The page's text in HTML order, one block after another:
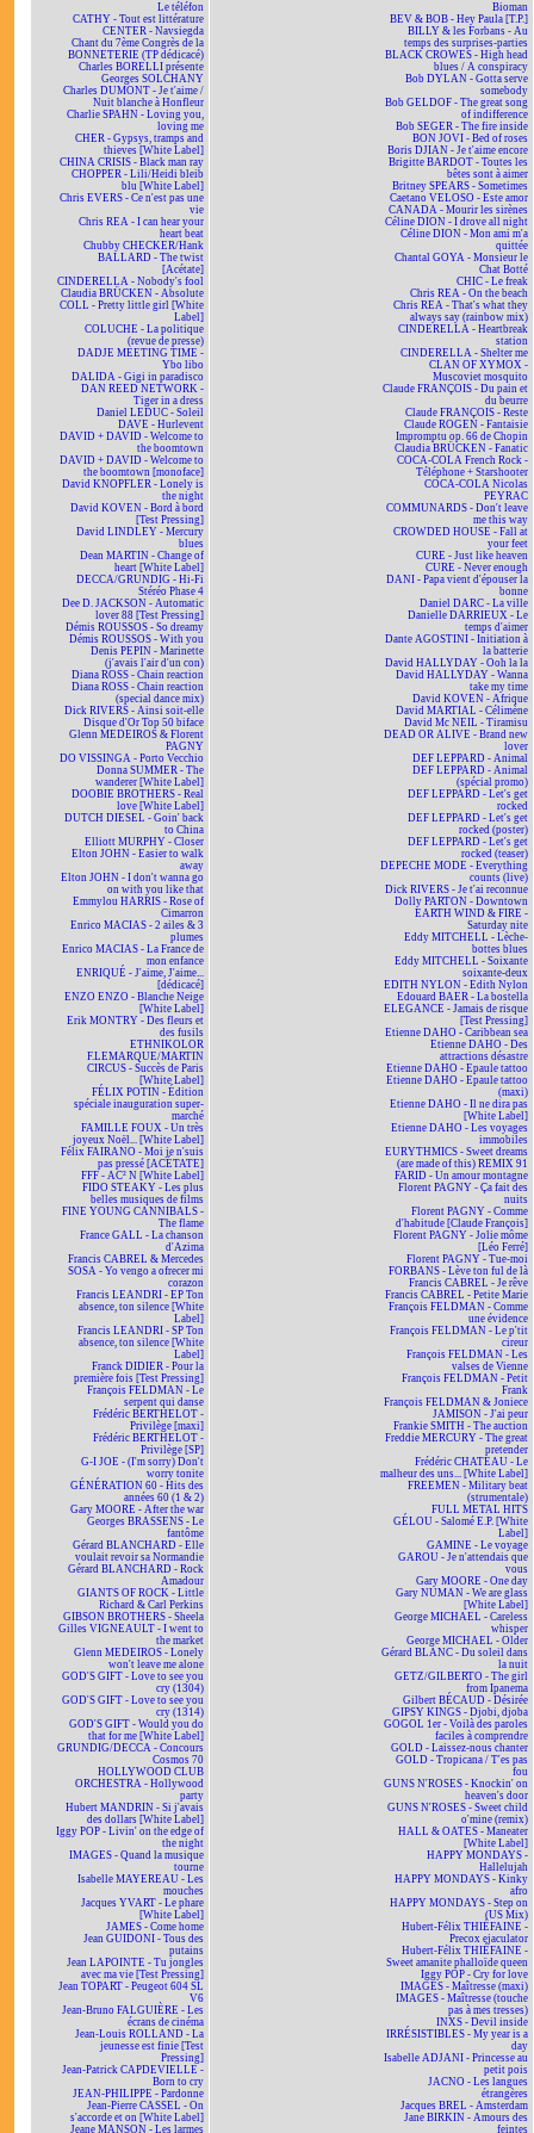
Le téléfon
CATHY - Tout est littérature
CENTER - Navsiegda
Chant du 7ème Congrès de la
BONNETERIE (TP dédicacé)
Charles BORELLI présente
Georges SOLCHANY
Charles DUMONT - Je t'aime /
Nuit blanche à Honfleur
Charlie SPAHN - Loving you,
loving me
CHER - Gypsys, tramps and
thieves [White Label]
CHINA CRISIS - Black man ray
CHOPPER - Lili/Heidi bleib
blu [White Label]
Chris EVERS - Ce n'est pas une
vie
Chris REA - I can hear your
heart beat
Chubby CHECKER/Hank
BALLARD - The twist
[Acétate]
CINDERELLA - Nobody's fool
Claudia BRÜCKEN - Absolute
COLL - Pretty little girl [White
Label]
COLUCHE - La politique
(revue de presse)
DADJE MEETING TIME -
Ybo libo
DALIDA - Gigi in paradisco
DAN REED NETWORK -
Tiger in a dress
Daniel LEDUC - Soleil
DAVE - Hurlevent
DAVID + DAVID - Welcome to
the boomtown
DAVID + DAVID - Welcome to
the boomtown [monoface]
David KNOPFLER - Lonely is
the night
David KOVEN - Bord à bord
[Test Pressing]
David LINDLEY - Mercury
blues
Dean MARTIN - Change of
heart [White Label]
DECCA/GRUNDIG - Hi-Fi
Stéréo Phase 4
Dee D. JACKSON - Automatic
lover 88 [Test Pressing]
Démis ROUSSOS - So dreamy
Démis ROUSSOS - With you
Denis PEPIN - Marinette
(j'avais l'air d'un con)
Diana ROSS - Chain reaction
Diana ROSS - Chain reaction
(special dance mix)
Dick RIVERS - Ainsi soit-elle
Disque d'Or Top 50 biface
Glenn MEDEIROS & Florent
PAGNY
DO VISSINGA - Porto Vecchio
Donna SUMMER - The
wanderer [White Label]
DOOBIE BROTHERS - Real
love [White Label]
DUTCH DIESEL - Goin' back
to China
Elliott MURPHY - Closer
Elton JOHN - Easier to walk
away
Elton JOHN - I don't wanna go
on with you like that
Emmylou HARRIS - Rose of
Cimarron
Enrico MACIAS - 2 ailes & 3
plumes
Enrico MACIAS - La France de
mon enfance
ENRIQUÉ - J'aime, J'aime...
[dédicacé]
ENZO ENZO - Blanche Neige
[White Label]
Erik MONTRY - Des fleurs et
des fusils
ETHNIKOLOR
F.LEMARQUE/MARTIN
CIRCUS - Succès de Paris
[White Label]
FÉLIX POTIN - Édition
spéciale inauguration super-
marché
FAMILLE FOUX - Un très
joyeux Noël... [White Label]
Félix FAIRANO - Moi je n'suis
pas pressé [ACÉTATE]
FFF - AC² N [White Label]
FIDO STEAKY - Les plus
belles musiques de films
FINE YOUNG CANNIBALS -
The flame
France GALL - La chanson
d'Azima
Francis CABREL & Mercedes
SOSA - Yo vengo a ofrecer mi
corazon
Francis LEANDRI - EP Ton
absence, ton silence [White
Label]
Francis LEANDRI - SP Ton
absence, ton silence [White
Label]
Franck DIDIER - Pour la
première fois [Test Pressing]
François FELDMAN - Le
serpent qui danse
Frédéric BERTHELOT -
Privilège [maxi]
Frédéric BERTHELOT -
Privilège [SP]
G-I JOE - (I'm sorry) Don't
worry tonite
GÉNÉRATION 60 - Hits des
années 60 (1 & 2)
Gary MOORE - After the war
Georges BRASSENS - Le
fantôme
Gérard BLANCHARD - Elle
voulait revoir sa Normandie
Gérard BLANCHARD - Rock
Amadour
GIANTS OF ROCK - Little
Richard & Carl Perkins
GIBSON BROTHERS - Sheela
Gilles VIGNEAULT - I went to
the market
Glenn MEDEIROS - Lonely
won't leave me alone
GOD'S GIFT - Love to see you
cry (1304)
GOD'S GIFT - Love to see you
cry (1314)
GOD'S GIFT - Would you do
that for me [White Label]
GRUNDIG/DECCA - Concours
Cosmos 70
HOLLYWOOD CLUB
ORCHESTRA - Hollywood
party
Hubert MANDRIN - Si j'avais
des dollars [White Label]
Iggy POP - Livin' on the edge of
the night
IMAGES - Quand la musique
tourne
Isabelle MAYEREAU - Les
mouches
Jacques YVART - Le phare
[White Label]
JAMES - Come home
Jean GUIDONI - Tous des
putains
Jean LAPOINTE - Tu jongles
avec ma vie [Test Pressing]
Jean TOPART - Peugeot 604 SL
V6
Jean-Bruno FALGUIÈRE - Les
écrans de cinéma
Jean-Louis ROLLAND - La
jeunesse est finie [Test
Pressing]
Jean-Patrick CAPDEVIELLE -
Born to cry
JEAN-PHILIPPE - Pardonne
Jean-Pierre CASSEL - On
s'accorde et on [White Label]
Jeane MANSON - Les larmes
Bioman
BEV & BOB - Hey Paula [T.P.]
BILLY & les Forbans - Au
temps des surprises-parties
BLACK CROWES - High head
blues / A conspiracy
Bob DYLAN - Gotta serve
somebody
Bob GELDOF - The great song
of indifference
Bob SEGER - The fire inside
BON JOVI - Bed of roses
Boris DJIAN - Je t'aime encore
Brigitte BARDOT - Toutes les
bêtes sont à aimer
Britney SPEARS - Sometimes
Caetano VELOSO - Este amor
CANADA - Mourir les sirènes
Céline DION - I drove all night
Céline DION - Mon ami m'a
quittée
Chantal GOYA - Monsieur le
Chat Botté
CHIC - Le freak
Chris REA - On the beach
Chris REA - That's what they
always say (rainbow mix)
CINDERELLA - Heartbreak
station
CINDERELLA - Shelter me
CLAN OF XYMOX -
Muscoviet mosquito
Claude FRANÇOIS - Du pain et
du beurre
Claude FRANÇOIS - Reste
Claude ROGEN - Fantaisie
Impromptu op. 66 de Chopin
Claudia BRÜCKEN - Fanatic
COCA-COLA French Rock -
Téléphone + Starshooter
COCA-COLA Nicolas
PEYRAC
COMMUNARDS - Don't leave
me this way
CROWDED HOUSE - Fall at
your feet
CURE - Just like heaven
CURE - Never enough
DANI - Papa vient d'épouser la
bonne
Daniel DARC - La ville
Danielle DARRIEUX - Le
temps d'aimer
Dante AGOSTINI - Initiation à
la batterie
David HALLYDAY - Ooh la la
David HALLYDAY - Wanna
take my time
David KOVEN - Afrique
David MARTIAL - Célimène
David Mc NEIL - Tiramisu
DEAD OR ALIVE - Brand new
lover
DEF LEPPARD - Animal
DEF LEPPARD - Animal
(spécial promo)
DEF LEPPARD - Let's get
rocked
DEF LEPPARD - Let's get
rocked (poster)
DEF LEPPARD - Let's get
rocked (teaser)
DEPECHE MODE - Everything
counts (live)
Dick RIVERS - Je t'ai reconnue
Dolly PARTON - Downtown
EARTH WIND & FIRE -
Saturday nite
Eddy MITCHELL - Lèche-
bottes blues
Eddy MITCHELL - Soixante
soixante-deux
EDITH NYLON - Edith Nylon
Edouard BAER - La bostella
ELEGANCE - Jamais de risque
[Test Pressing]
Etienne DAHO - Caribbean sea
Etienne DAHO - Des
attractions désastre
Etienne DAHO - Epaule tattoo
Etienne DAHO - Epaule tattoo
(maxi)
Etienne DAHO - Il ne dira pas
[White Label]
Etienne DAHO - Les voyages
immobiles
EURYTHMICS - Sweet dreams
(are made of this) REMIX 91
FARID - Un amour montagne
Florent PAGNY - Ça fait des
nuits
Florent PAGNY - Comme
d'habitude [Claude François]
Florent PAGNY - Jolie môme
[Léo Ferré]
Florent PAGNY - Tue-moi
FORBANS - Lève ton ful de là
Francis CABREL - Je rêve
Francis CABREL - Petite Marie
François FELDMAN - Comme
une évidence
François FELDMAN - Le p'tit
cireur
François FELDMAN - Les
valses de Vienne
François FELDMAN - Petit
Frank
François FELDMAN & Joniece
JAMISON - J'ai peur
Frankie SMITH - The auction
Freddie MERCURY - The great
pretender
Frédéric CHATEAU - Le
malheur des uns... [White Label]
FREEMEN - Military beat
(strumentale)
FULL METAL HITS
GÉLOU - Salomé E.P. [White
Label]
GAMINE - Le voyage
GAROU - Je n'attendais que
vous
Gary MOORE - One day
Gary NUMAN - We are glass
[White Label]
George MICHAEL - Careless
whisper
George MICHAEL - Older
Gérard BLANC - Du soleil dans
la nuit
GETZ/GILBERTO - The girl
from Ipanema
Gilbert BÉCAUD - Désirée
GIPSY KINGS - Djobi, djoba
GOGOL 1er - Voilà des paroles
faciles à comprendre
GOLD - Laissez-nous chanter
GOLD - Tropicana / T'es pas
fou
GUNS N'ROSES - Knockin' on
heaven's door
GUNS N'ROSES - Sweet child
o'mine (remix)
HALL & OATES - Maneater
[White Label]
HAPPY MONDAYS -
Hallelujah
HAPPY MONDAYS - Kinky
afro
HAPPY MONDAYS - Step on
(US Mix)
Hubert-Félix THIÉFAINE -
Precox ejaculator
Hubert-Félix THIÉFAINE -
Sweet amanite phalloïde queen
Iggy POP - Cry for love
IMAGES - Maîtresse (maxi)
IMAGES - Maîtresse (touche
pas à mes tresses)
INXS - Devil inside
IRRÉSISTIBLES - My year is a
day
Isabelle ADJANI - Princesse au
petit pois
JACNO - Les langues
étrangères
Jacques BREL - Amsterdam
Jane BIRKIN - Amours des
feintes